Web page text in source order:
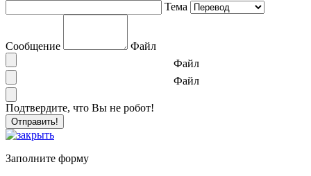
Тема
Сообщение
Файл
Файл
Файл
Подтвердите, что Вы не робот!
Заполните форму